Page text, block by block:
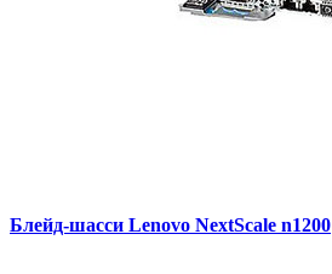
Блейд-шасси Lenovo NextScale n1200